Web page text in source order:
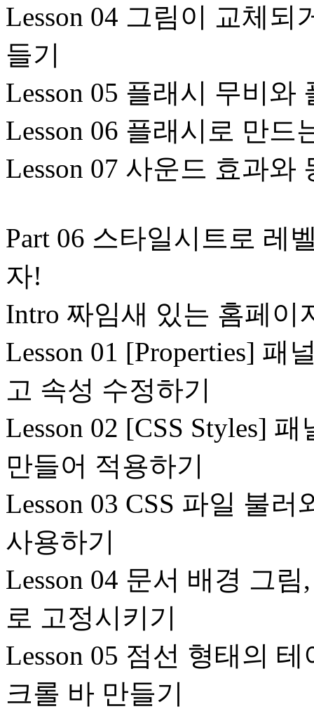
Lesson 04 그림이 교체
들기
Lesson 05 플래시 무비
Lesson 06 플래시로 만드
Lesson 07 사운드 효과
Part 06 스타일시트로 레
자!
Intro 짜임새 있는 홈페이
Lesson 01 [Properties]
고 속성 수정하기
Lesson 02 [CSS Styles]
만들어 적용하기
Lesson 03 CSS 파일 불
사용하기
Lesson 04 문서 배경 그
로 고정시키기
Lesson 05 점선 형태의
크롤 바 만들기